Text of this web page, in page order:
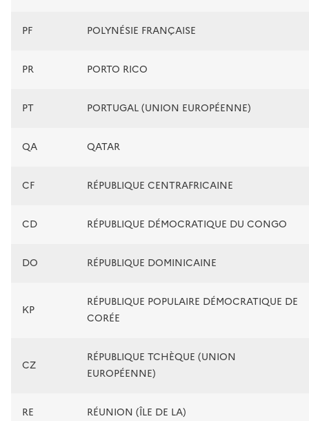
PF POLYNÉSIE FRANÇAISE
PR PORTO RICO
PT PORTUGAL (UNION EUROPÉENNE)
QA QATAR
CF RÉPUBLIQUE CENTRAFRICAINE
CD RÉPUBLIQUE DÉMOCRATIQUE DU CONGO
DO RÉPUBLIQUE DOMINICAINE
KP
RÉPUBLIQUE POPULAIRE DÉMOCRATIQUE DE
CORÉE
CZ
RÉPUBLIQUE TCHÈQUE (UNION
EUROPÉENNE)
RE RÉUNION (ÎLE DE LA)